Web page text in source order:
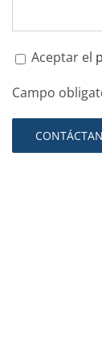
Aceptar el
Campo